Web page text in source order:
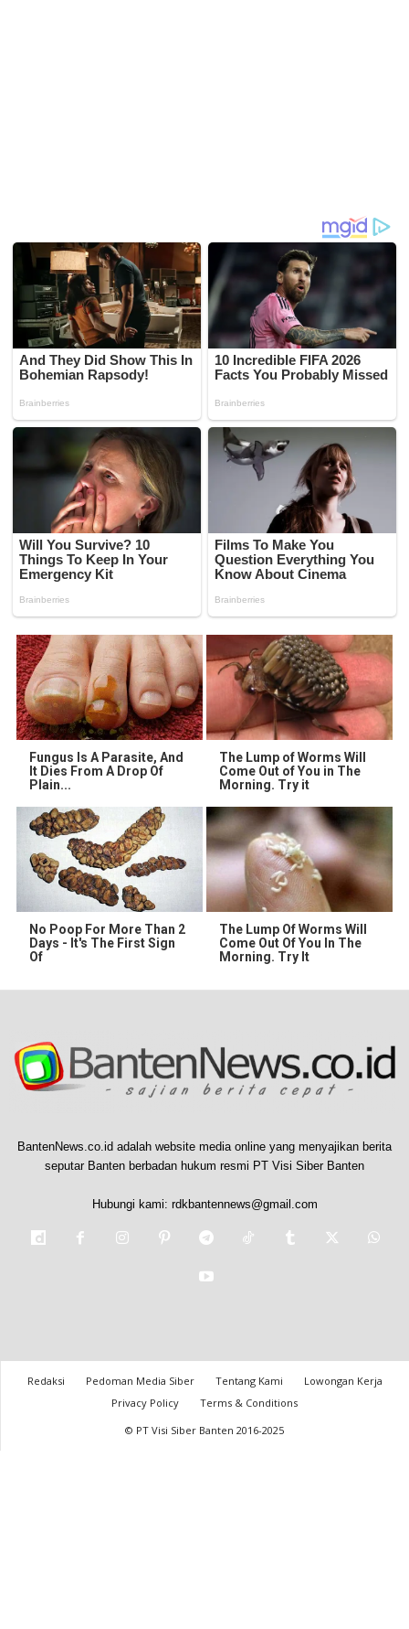
Fungus Is A Parasite, And
It Dies From A Drop Of
Plain...
The Lump of Worms Will
Come Out of You in The
Morning. Try it
No Poop For More Than 2
Days - It's The First Sign
Of
The Lump Of Worms Will
Come Out Of You In The
Morning. Try It
BantenNews.co.id adalah website media online yang menyajikan berita
seputar Banten berbadan hukum resmi PT Visi Siber Banten
Hubungi kami: rdkbantennews@gmail.com
Redaksi Pedoman Media Siber Tentang Kami
Lowongan Kerja
Privacy Policy
Terms & Conditions
© PT Visi Siber Banten 2016-2025